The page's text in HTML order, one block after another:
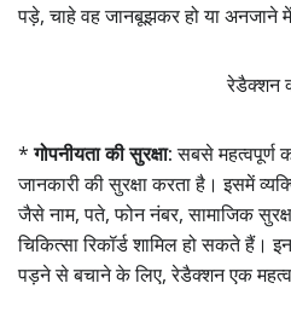
पड़े, चाहे वह जानबूझकर हो या अनजाने
रेडैक्शन
*गोपनीयता की सुरक्षा:सबसे महत्वपूर्ण
जानकारी की सुरक्षा करता है। इसमें
जैसे नाम, पते, फोन नंबर, सामाजिक
चिकित्सा रिकॉर्ड शामिल हो सकते हैं।
पड़ने से बचाने के लिए, रेडैक्शन एक